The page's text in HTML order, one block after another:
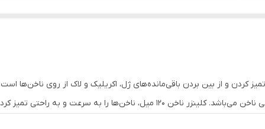
کردن و از بین بردن باقی‌مانده‌های ژل، اکریلیک و لاک از روی ناخن‌ها
تمیز کرده و آن‌ها را برای مراحل بعدی آماده می‌کند.